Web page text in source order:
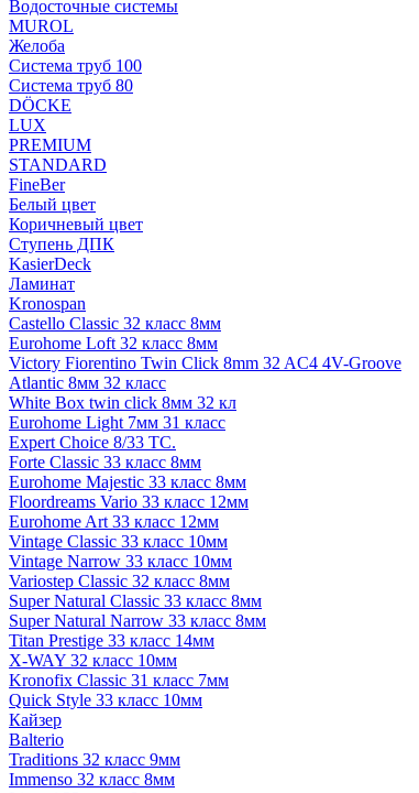
Водосточные системы
MUROL
Желоба
Система труб 100
Система труб 80
DÖCKE
LUX
PREMIUM
STANDARD
FineBer
Белый цвет
Коричневый цвет
Ступень ДПК
KasierDeck
Ламинат
Kronospan
Castello Classic 32 класс 8мм
Eurohome Loft 32 класс 8мм
Victory Fiorentino Twin Click 8mm 32 AC4 4V-Groove
Atlantic 8мм 32 класс
White Box twin click 8мм 32 кл
Eurohome Light 7мм 31 класс
Expert Choice 8/33 TC.
Forte Classic 33 класс 8мм
Eurohome Majestic 33 класс 8мм
Floordreams Vario 33 класс 12мм
Eurohome Art 33 класс 12мм
Vintage Classic 33 класс 10мм
Vintage Narrow 33 класс 10мм
Variostep Classic 32 класс 8мм
Super Natural Classic 33 класс 8мм
Super Natural Narrow 33 класс 8мм
Titan Prestige 33 класс 14мм
X-WAY 32 класс 10мм
Kronofix Classic 31 класс 7мм
Quick Style 33 класс 10мм
Кайзер
Balterio
Traditions 32 класс 9мм
Immenso 32 класс 8мм